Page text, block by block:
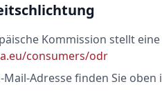
Kommission stellt
consumers/odr
Mail-Adresse finden Sie